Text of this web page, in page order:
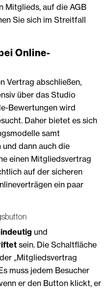
Mitglieds, auf die AGB
Sie sich im Streitfall
Online-
Vertrag abschließen,
über das Studio
Bewertungen wird
Daher bietet es sich
samt
dann auch die
einen Mitgliedsvertrag
auf der sicheren
ein paar
und
sein. Die Schaltfläche
„Mitgliedsvertrag
muss jedem Besucher
er den Button klickt, er